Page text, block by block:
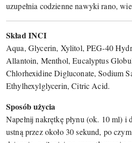
uzupełnia codzienne nawyki rano,
Skład INCI
Aqua, Glycerin, Xylitol, PEG-40
Allantoin, Menthol, Eucalyptus
Chlorhexidine Digluconate, Sodium
Ethylhexylglycerin, Citric Acid.
Sposób użycia
Napełnij nakrętkę płynu (ok. 10 ml) i
ustną przez około 30 sekund, po